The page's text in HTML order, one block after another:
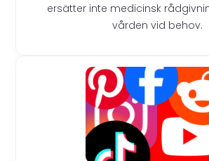
ersätter inte medicinsk
vården vid behov.